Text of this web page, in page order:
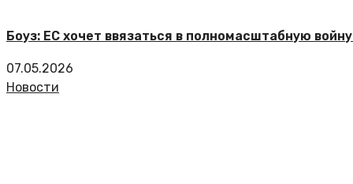
Боуз: ЕС хочет ввязаться в полномасштабную
07.05.2026
Новости